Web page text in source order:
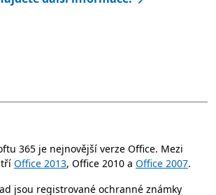
365 je nejnovější verze Office. Mezi
Office 2013, Office 2010 a Office 2007.
jsou registrované ochranné známky